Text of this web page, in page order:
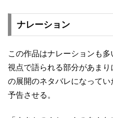
ナレーション
この作品はナレーションも多
視点で語られる部分があまり
の展開のネタバレになってい
予告させる。